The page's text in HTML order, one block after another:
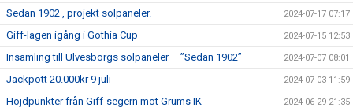
Sedan 1902 , projekt solpaneler. 2024-07-17 07:17
Giff-lagen igång i Gothia Cup 2024-07-15 12:53
Insamling till Ulvesborgs solpaneler – ”Sedan 1902” 2024-07-07 08:01
Jackpott 20.000kr 9 juli 2024-07-03 11:59
Höjdpunkter från Giff-segern mot Grums IK 2024-06-29 21:35